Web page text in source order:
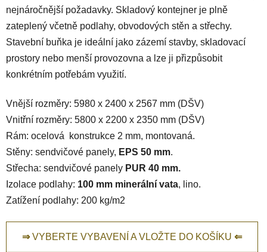
nejnáročnější požadavky. Skladový kontejner je plně
zateplený včetně podlahy, obvodových stěn a střechy.
Stavební buňka je ideální jako zázemí stavby, skladovací
prostory nebo menší provozovna a lze ji přizpůsobit
konkrétním potřebám využití.
Vnější rozměry: 5980 x 2400 x 2567 mm (DŠV)
Vnitřní rozměry: 5800 x 2200 x 2350 mm (DŠV)
Rám: ocelová konstrukce 2 mm, montovaná.
Stěny: sendvičové panely, EPS 50 mm.
Střecha: sendvičové panely PUR 40 mm.
Izolace podlahy: 100 mm minerální vata, lino.
Zatížení podlahy: 200 kg/m2
⇒VYBERTE VYBAVENÍ A VLOŽTE DO KOŠÍKU ⇐